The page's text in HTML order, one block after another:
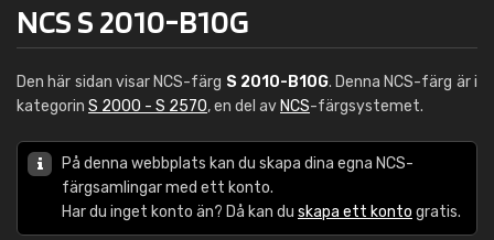
NCS S 2010-B10G
Den här sidan visar NCS-färg S 2010-B10G. Denna NCS-färg är i
kategorin S 2000 - S 2570, en del av NCS-färgsystemet.
På denna webbplats kan du skapa dina egna NCS-
färgsamlingar med ett konto.
Har du inget konto än? Då kan du skapa ett konto gratis.